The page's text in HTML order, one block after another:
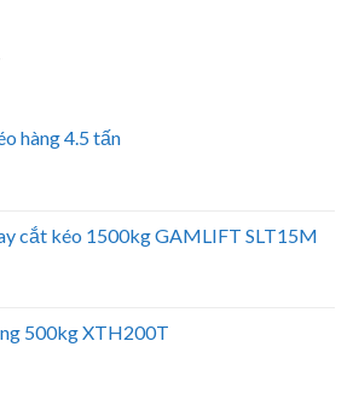
hàng 4.5 tấn
cắt kéo 1500kg GAMLIFT SLT15M
500kg XTH200T